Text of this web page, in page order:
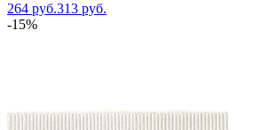
264 руб.313 руб.
-15%